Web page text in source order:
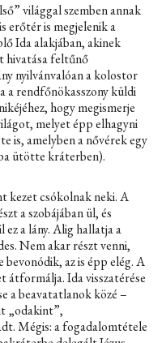
világgal szemben annak
erőtér is megjelenik a
Ida alakjában, akinek
hivatása feltűnő
nyilvánvalóan a kolostor
a rendfőnökasszony küldi
hogy megismerje
melyet épp elhagyni
is, amelyben a nővérek egy
ütötte kráterben).
kezet csókolnak neki. A
a szobájában ül, és
ez a lány. Alig hallatja a
Nem akar részt venni,
az is épp elég. A
átformálja. Ida visszatérése
a beavatatlanok közé –
„odakint”,
Mégis: a fogadalomtétele